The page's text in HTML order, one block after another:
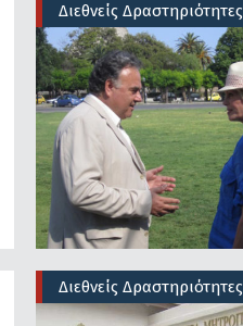
Διεθνείς Δραστηριότητες
Διεθνείς Δραστηριότητες